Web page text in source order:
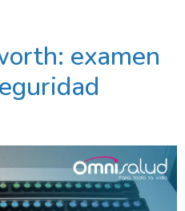
examen